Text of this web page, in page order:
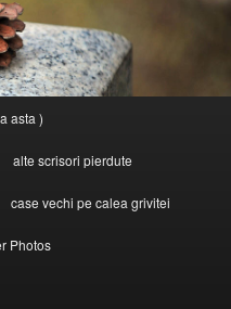
asta )
alte scrisori pierdute
case vechi pe calea grivitei
Photos